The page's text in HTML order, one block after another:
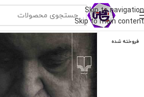
Skip to navigation
Skip to main content
فروخته شده